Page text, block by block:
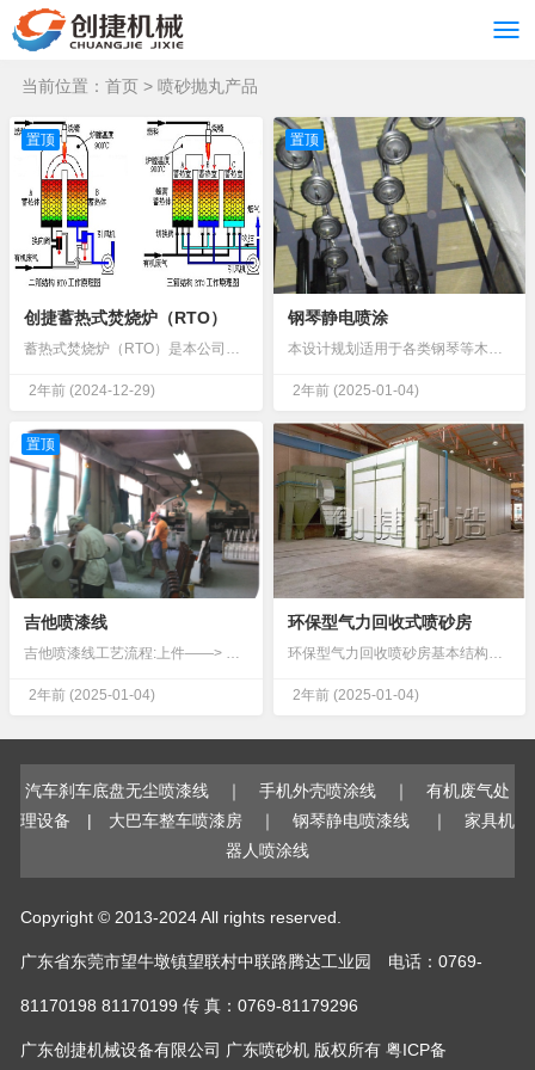
当前位置： 首页 > 喷砂抛丸产品
置顶
创捷蓄热式焚烧炉（RTO）
蓄热式焚烧炉（RTO）是本公司在消化、吸收欧美先进技术的基础上，采取“引进+积累+改进+创新”的方式，设计出的一款高效有机废气治理设备。该产品安全性、稳定性、经济性都达到了欧美标准，成为替代进口产品的优良选择RTO工艺流程...
2年前 (2024-12-29)
置顶
钢琴静电喷涂
本设计规划适用于各类钢琴等木制乐器的自动化喷涂，具有以下优势：油漆利用率高自动化程度高一次设计、满足纲领。满足产品质量及工艺要求。平面合理布置、方便组织生产及维护的需要。设计做到“安全生产、文明生产”的原则，满足国家有关技术安全规定。满足环...
2年前(2025-01-04)
置顶
吉他喷漆线
吉他喷漆线工艺流程:上件——> 除尘——> 自动喷漆——> 手动喷漆——> 自动喷漆——> 手动喷漆——> 流平自干——> 下件设计数据:一.设计数据:1. 产品名称:木制件 ...
2年前 (2025-01-04)
环保型气力回收式喷砂房
环保型气力回收喷砂房基本结构示意图...
2年前(2025-01-04)
汽车刹车底盘无尘喷漆线 ｜ 手机外壳喷涂线 ｜ 有机废气处
理设备 | 大巴车整车喷漆房 ｜ 钢琴静电喷漆线 ｜ 家具机
器人喷涂线
Copyright © 2013-2024 All rights reserved.
广东省东莞市望牛墩镇望联村中联路腾达工业园 电话：0769-
81170198 81170199 传 真：0769-81179296
广东创捷机械设备有限公司 广东喷砂机 版权所有 粤ICP备